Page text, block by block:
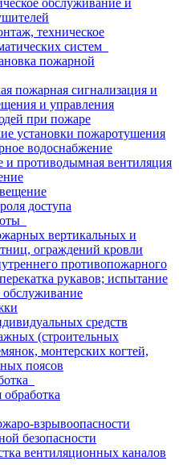
обслуживание и
техническое
систем
пожарной
пожарная сигнализация и
и управления
при пожаре
установки пожаротушения
водоснабжение
и противодымная вентиляция
доступа
вертикальных и
ограждений кровли
противопожарного
рукавов; испытание
обслуживание
средств
(строительных
монтерских когтей,
поясов
взрывоопасности
безопасности
вентиляционных каналов